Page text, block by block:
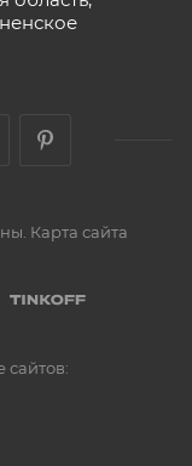
Карта сайта
сайтов: